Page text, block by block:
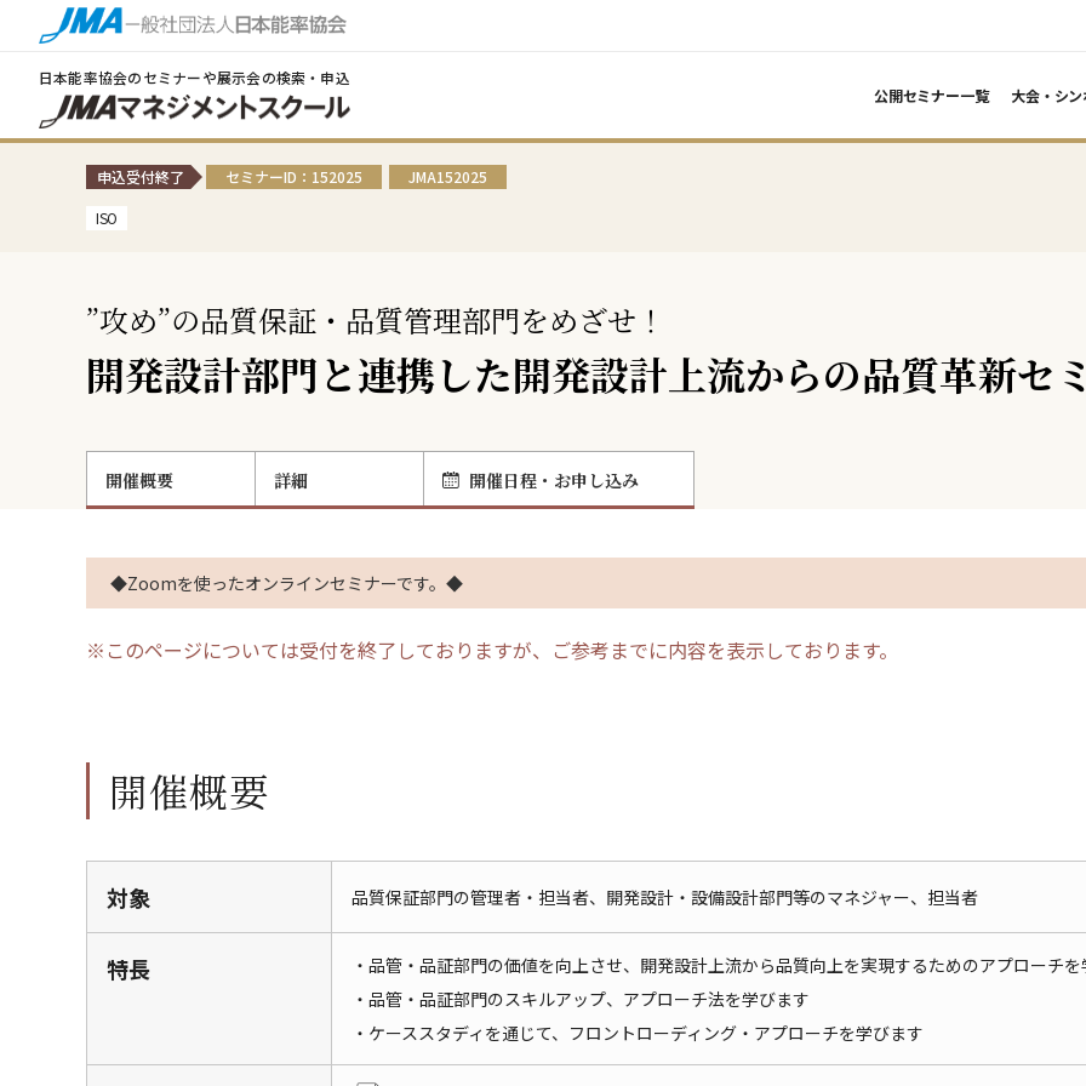
日本能率協会のセミナーや展示会の検索・申込
公開セミナー一覧
大会・シ
申込受付終了 セミナーID：152025
JMA152025
ISO
”攻め”の品質保証・品質管理部門をめざせ！
開発設計部門と連携した開発設計上流からの品質革新セ
開催概要 詳細 開催日程・お申し込み
◆Zoomを使ったオンラインセミナーです。◆
※このページについては受付を終了しておりますが、ご参考までに内容を表示しております。
開催概要
対象 品質保証部門の管理者・担当者、開発設計・設備設計部門等のマネジャー、担当者
特長
・品管・品証部門の価値を向上させ、開発設計上流から品質向上を実現するためのアプローチ
・品管・品証部門のスキルアップ、アプローチ法を学びます
・ケーススタディを通じて、フロントローディング・アプローチを学びます